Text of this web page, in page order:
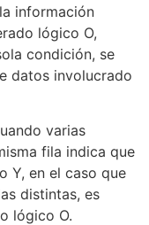
información
lógico O,
condición, se
datos involucrado
varias
fila indica que
Y, en el caso que
distintas, es
lógico O.